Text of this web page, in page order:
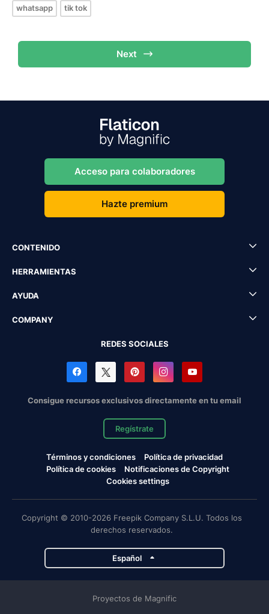
whatsapp tik tok
Next
Acceso para colaboradores
Hazte premium
CONTENIDO
HERRAMIENTAS
AYUDA
COMPANY
REDES SOCIALES
Consigue recursos exclusivos directamente en tu email
Regístrate
Términos y condiciones
Política de privacidad
Política de cookies
Notificaciones de Copyright
Cookies settings
Copyright © 2010-2026 Freepik Company S.L.U. Todos los
derechos reservados.
Español
Proyectos de Magnific